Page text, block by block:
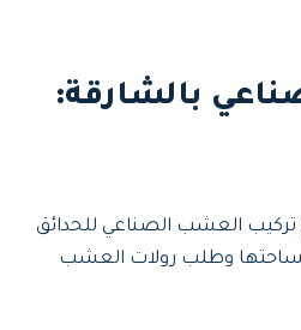
بالشارقة:
تركيب العشب الصناعي للحدائق
وطلب رولات العشب